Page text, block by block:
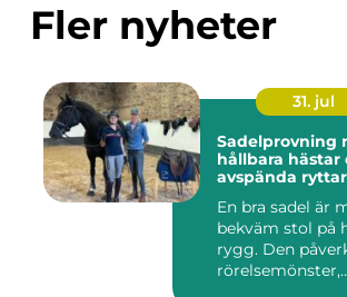
Fler nyheter
31. jul
Sadelprovning nyckeln till
hållbara hästar
avspända
En bra sadel är
bekväm stol på
rygg. Den
rörelsemönster,